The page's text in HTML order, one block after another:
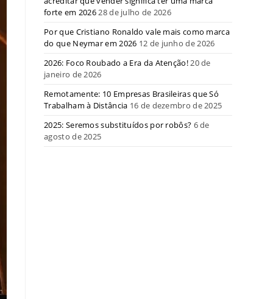
forte em 202628 de julho de 2026
Por que Cristiano Ronaldo vale mais como marca
do que Neymar em 2026 12 de junho de 2026
2026: Foco Roubado a Era da Atenção!20 de
janeiro de 2026
Remotamente: 10 Empresas Brasileiras que Só
Trabalham à Distância 16 de dezembro de 2025
2025: Seremos substituídos por robôs? 6 de
agosto de 2025